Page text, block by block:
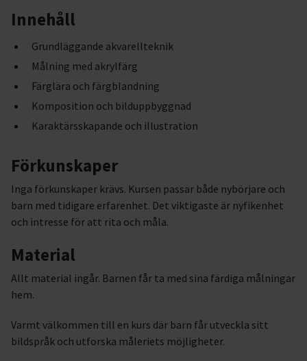
Innehåll
Grundläggande akvarellteknik
Målning med akrylfärg
Färglära och färgblandning
Komposition och bilduppbyggnad
Karaktärsskapande och illustration
Förkunskaper
Inga förkunskaper krävs. Kursen passar både nybörjare och
barn med tidigare erfarenhet. Det viktigaste är nyfikenhet
och intresse för att rita och måla.
Material
Allt material ingår. Barnen får ta med sina färdiga målningar
hem.
Varmt välkommen till en kurs där barn får utveckla sitt
bildspråk och utforska måleriets möjligheter.